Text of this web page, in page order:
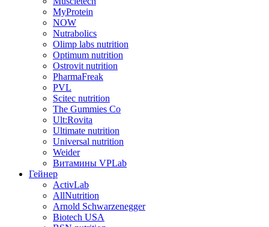
MyProtein
NOW
Nutrabolics
Olimp labs nutrition
Optimum nutrition
Ostrovit nutrition
PharmaFreak
PVL
Scitec nutrition
The Gummies Co
Ult:Rovita
Ultimate nutrition
Universal nutrition
Weider
Витамины VPLab
Гейнер
ActivLab
AllNutrition
Arnold Schwarzenegger
Biotech USA